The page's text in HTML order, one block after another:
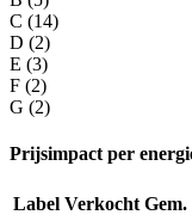
C (14)
D (2)
E (3)
F (2)
G (2)
Prijsimpact per
Label Verkocht Gem.